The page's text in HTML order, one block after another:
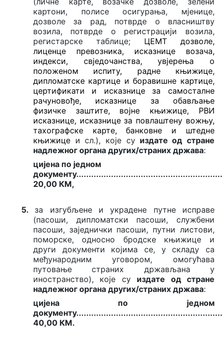
картони, полисе осигурања, мјенице,
дозволе за рад, потврде о власништву
возила, потврде о регистрацији возила,
регистарске таблице; ЦЕМТ дозволе,
лиценце превозника, исказнице возача,
индекси, свједочанства, увјерења о
положеном испиту, радне књижице,
дипломатске картице и боравишне картице,
цертификати и исказнице за самосталне
рачуновође, исказнице за обављање
физичке заштите, војне књижице, РВИ
исказнице, исказнице за повлаштену вожњу,
тахографске карте, банковне и штедне
књижице и сл.), које суиздате од стране
надлежног органа других/страних држава:
цијена по једном
документу........................................................
20,00 КМ,
5.
за изгубљене и украдене путне исправе
(пасоши, дипломатски пасоши, службени
пасоши, заједнички пасоши, путни листови,
поморске, односно бродске књижице и
други документи којима се, у складу са
међународним уговором, омогућава
путовање страних држављана у
иностранство), које су издате од стране
надлежног органа других/страних држава:
цијена по једном
документу
40,00 КМ.